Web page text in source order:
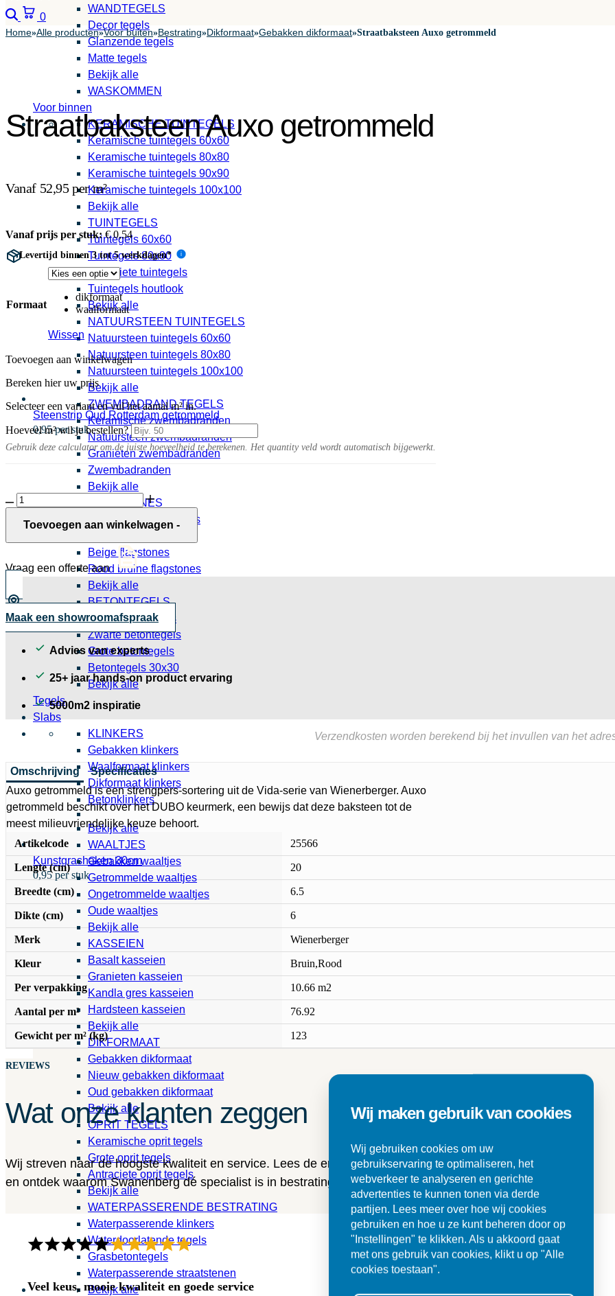
Steenstrip Oud Rotterdam getrommeld
0,95 per stuk
Kunstgrashaken 30cm
0,95 per stuk
WANDTEGELS
Decor tegels
Glanzende tegels
Matte tegels
Bekijk alle
WASKOMMEN
Voor binnen
KERAMISCHE TUINTEGELS
Keramische tuintegels 60x60
Keramische tuintegels 80x80
Keramische tuintegels 90x90
Keramische tuintegels 100x100
Bekijk alle
TUINTEGELS
Tuintegels 60x60
Tuintegels 80x80
Antraciete tuintegels
Tuintegels houtlook
Bekijk alle
NATUURSTEEN TUINTEGELS
Natuursteen tuintegels 60x60
Natuursteen tuintegels 80x80
Natuursteen tuintegels 100x100
Bekijk alle
ZWEMBADRAND TEGELS
Keramische zwembadranden
Natuursteen zwembadranden
Granieten zwembadranden
Zwembadranden
Bekijk alle
FLAGSTONES
Natuursteen flagstones
Beige flagstones
Rood bruine flagstones
Bekijk alle
BETONTEGELS
Grijze betontegels
Zwarte betontegels
Grote betontegels
Betontegels 30x30
Bekijk alle
Tegels
Slabs
KLINKERS
Gebakken klinkers
Waalformaat klinkers
Dikformaat klinkers
Betonklinkers
Bekijk alle
WAALTJES
Gebakken waaltjes
Getrommelde waaltjes
Ongetrommelde waaltjes
Oude waaltjes
Bekijk alle
KASSEIEN
Basalt kasseien
Granieten kasseien
Kandla gres kasseien
Hardsteen kasseien
Bekijk alle
DIKFORMAAT
Gebakken dikformaat
Nieuw gebakken dikformaat
Oud gebakken dikformaat
Bekijk alle
OPRIT TEGELS
Keramische oprit tegels
Grote oprit tegels
Antraciete oprit tegels
Bekijk alle
WATERPASSERENDE BESTRATING
Waterpasserende klinkers
Waterdoorlatende tegels
Grasbetontegels
Waterpasserende straatstenen
Bekijk alle
Zoeken
0 Winkelwagen
Home»Alle producten»Voor buiten»Bestrating»Dikformaat»Gebakken dikformaat»Straatbaksteen Auxo getrommeld
Straatbaksteen Auxo getrommeld
Vanaf 52,95 per m²
Vanaf prijs per stuk: €0,54
Levertijd binnen 3 tot 5 werkdagen* i
Formaat
dikformaat
waalformaat
Wissen
Toevoegen aan winkelwagen
Bereken hier uw prijs
Selecteer een variant en vul het aantal m² in.
Hoeveel m² wil je bestellen?
Gebruik deze calculator om de juiste hoeveelheid te berekenen. Het quantity veld wordt automatisch bijgewerkt.
Straatbaksteen
Auxo
getrommeld
Toevoegen aan winkelwagen -
Vraag een offerte aan
Maak een showroomafspraak
Advies van experts
25+ jaar hands-on product ervaring
5000m2 inspiratie
Verzendkosten worden berekend bij het invullen van het
Omschrijving
Specificaties
Auxo getrommeld is een strengpers-sortering uit de Vida-serie van Wienerberger. Auxo
getrommeld beschikt over het DUBO keurmerk, een bewijs dat deze baksteen tot de
meest milieuvriendelijke keuze behoort.
Artikelcode
25566
Lengte (cm) 20
Breedte (cm) 6.5
Dikte (cm) 6
Merk Wienerberger
Kleur Bruin,Rood
Per verpakking 10.66 m2
Aantal per m² 76.92
Gewicht per m² (kg) 123
REVIEWS
Wat onze klanten zeggen
Wij streven naar de hoogste kwaliteit en service. Lees de ervaringen van onze klanten
en ontdek waarom Swanenberg dé specialist is in bestrating en tegels.
Veel keus, mooie kwaliteit en goede service
Wij maken gebruik van cookies
Wij gebruiken cookies om uw
gebruikservaring te optimaliseren, het
webverkeer te analyseren en gerichte
advertenties te kunnen tonen via derde
partijen. Lees meer over hoe wij cookies
gebruiken en hoe u ze kunt beheren door op
"Instellingen" te klikken. Als u akkoord gaat
met ons gebruik van cookies, klikt u op "Alle
cookies toestaan".